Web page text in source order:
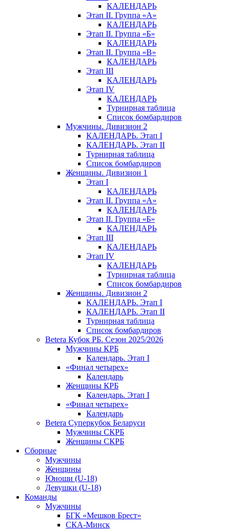
КАЛЕНДАРЬ
Этап II. Группа «А»
КАЛЕНДАРЬ
Этап II. Группа «Б»
КАЛЕНДАРЬ
Этап II. Группа «В»
КАЛЕНДАРЬ
Этап III
КАЛЕНДАРЬ
Этап IV
КАЛЕНДАРЬ
Турнирная таблица
Список бомбардиров
Мужчины. Дивизион 2
КАЛЕНДАРЬ. Этап I
КАЛЕНДАРЬ. Этап II
Турнирная таблица
Список бомбардиров
Женщины. Дивизион 1
Этап I
КАЛЕНДАРЬ
Этап II. Группа «А»
КАЛЕНДАРЬ
Этап II. Группа «Б»
КАЛЕНДАРЬ
Этап III
КАЛЕНДАРЬ
Этап IV
КАЛЕНДАРЬ
Турнирная таблица
Список бомбардиров
Женщины. Дивизион 2
КАЛЕНДАРЬ. Этап I
КАЛЕНДАРЬ. Этап II
Турнирная таблица
Список бомбардиров
Betera Кубок РБ. Сезон 2025/2026
Мужчины КРБ
Календарь. Этап I
«Финал четырех»
Календарь
Женщины КРБ
Календарь. Этап I
«Финал четырех»
Календарь
Betera Суперкубок Беларуси
Мужчины СКРБ
Женщины СКРБ
Сборные
Мужчины
Женщины
Юноши (U-18)
Девушки (U-18)
Команды
Мужчины
БГК «Мешков Брест»
СКА-Минск